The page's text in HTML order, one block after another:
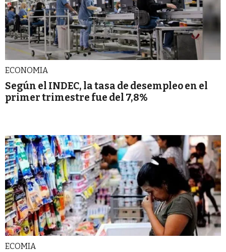
ECONOMIA
Según el INDEC, la tasa de desempleo en el
primer trimestre fue del 7,8%
ECOMIA